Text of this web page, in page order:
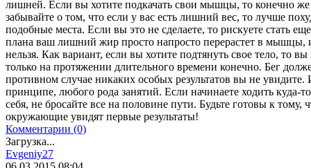
лишней. Если вы хотите подкачать свои мышцы, то конечно же
забывайте о том, что если у вас есть лишний вес, то лучше
подобные места. Если вы это не сделаете, то рискуете стать
плана ваш лишний жир просто напросто перерастет в мышцы,
нельзя. Как вариант, если вы хотите подтянуть свое тело, то
только на протяжении длительного времени конечно. Бег
противном случае никаких особых результатов вы не увидите.
принципе, любого рода занятий. Если начинаете ходить куда-
себя, не бросайте все на половине пути. Будьте готовы к
окружающие увидят первые результаты!
Комментарии (0)
Загрузка...
Evgeniy27